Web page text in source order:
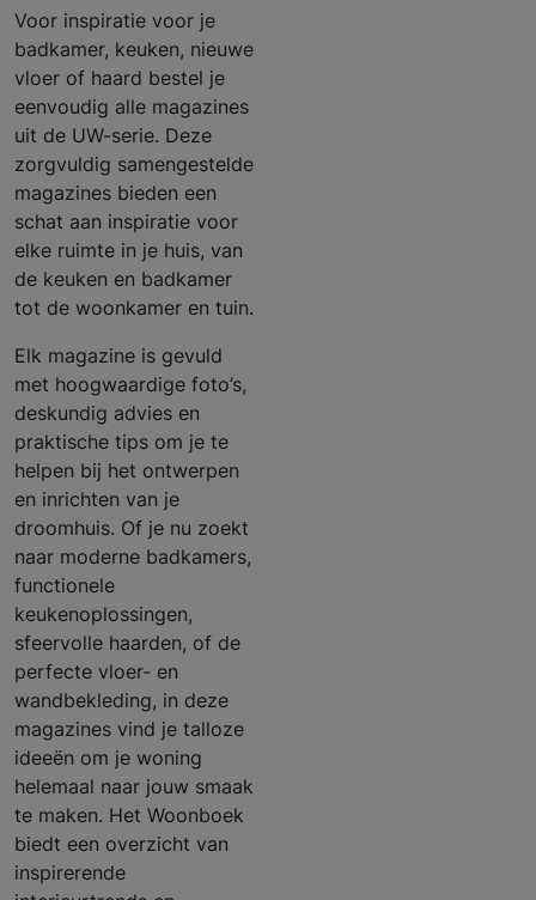
Voor inspiratie voor je
badkamer, keuken, nieuwe
vloer of haard bestel je
eenvoudig alle magazines
uit de UW-serie. Deze
zorgvuldig samengestelde
magazines bieden een
schat aan inspiratie voor
elke ruimte in je huis, van
de keuken en badkamer
tot de woonkamer en tuin.
Elk magazine is gevuld
met hoogwaardige foto’s,
deskundig advies en
praktische tips om je te
helpen bij het ontwerpen
en inrichten van je
droomhuis. Of je nu zoekt
naar moderne badkamers,
functionele
keukenoplossingen,
sfeervolle haarden, of de
perfecte vloer- en
wandbekleding, in deze
magazines vind je talloze
ideeën om je woning
helemaal naar jouw smaak
te maken. Het Woonboek
biedt een overzicht van
inspirerende